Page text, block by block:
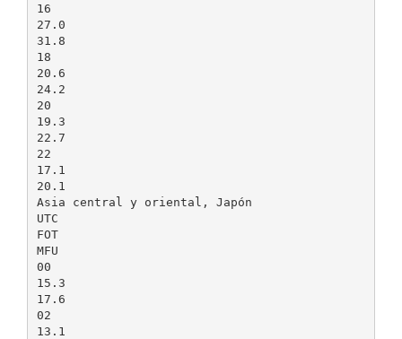
16
27.0
31.8
18
20.6
24.2
20
19.3
22.7
22
17.1
20.1
Asia central y oriental, Japón
UTC
FOT
MFU
00
15.3
17.6
02
13.1